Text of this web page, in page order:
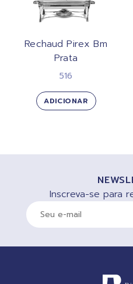
Rechaud Pirex Bm
Prata
516
ADICIONAR
Inscreva-se para